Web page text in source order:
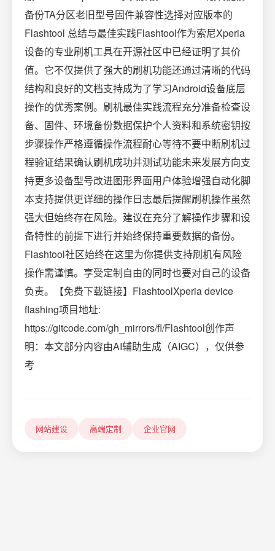
备份TA分区老旧型号固件兼容性选择对应版本的
Flashtool 总结与最佳实践Flashtool作为索尼Xperia
设备的专业刷机工具在开源社区中已经证明了其价
值。它不仅提供了强大的刷机功能还通过清晰的代码
结构和良好的文档支持成为了学习Android设备底层
操作的优秀案例。刷机最佳实践流程充分准备检查设
备、固件、环境备份数据保护个人资料和系统密钥按
步骤操作严格遵循操作流程耐心等待不要中断刷机过
程验证结果确认刷机成功并测试功能未来发展方向支
持更多设备型号改进图形界面用户体验增强自动化脚
本支持提供更详细的操作日志最后提醒刷机操作虽然
强大但始终存在风险。建议在充分了解操作步骤和设
备特性的前提下进行并始终保持重要数据的备份。
Flashtool社区始终在这里为你提供支持刷机有风险
操作需谨慎。享受定制自由的同时也要对自己的设备
负责。【免费下载链接】FlashtoolXperia device
flashing项目地址:
https://gitcode.com/gh_mirrors/fl/Flashtool创作声
明：本文部分内容由AI辅助生成（AIGC），仅供参
考
网站建设 高端定制 企业官网